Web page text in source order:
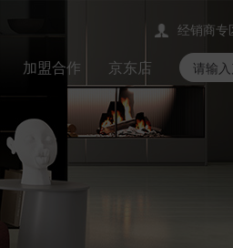
经销商专
加盟合作 京东店